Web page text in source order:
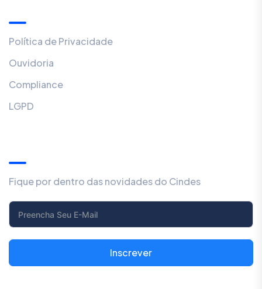
Política de Privacidade
Ouvidoria
Compliance
LGPD
Fique por dentro das novidades do Cindes
Inscrever